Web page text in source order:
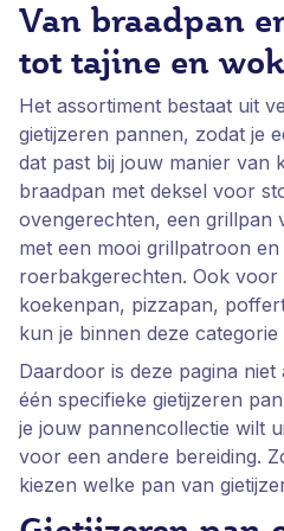
Van braadpan
tot tajine en
Het assortiment bestaat uit
gietijzeren pannen, zodat je
dat past bij jouw manier van
braadpan met deksel voor
ovengerechten, een grillpan
met een mooi grillpatroon
roerbakgerechten. Ook voor
koekenpan, pizzapan,
kun je binnen deze categorie
Daardoor is deze pagina niet
één specifieke gietijzeren
je jouw pannencollectie wilt
voor een andere bereiding.
kiezen welke pan van